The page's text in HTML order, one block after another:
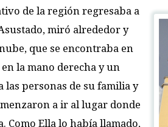
de la región regresaba a
miró alrededor y
que se encontraba en
la mano derecha y un
personas de su familia y
a ir al lugar donde
Como Ella lo había llamado,